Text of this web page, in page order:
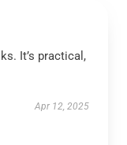
It’s practical,
Apr 12, 2025